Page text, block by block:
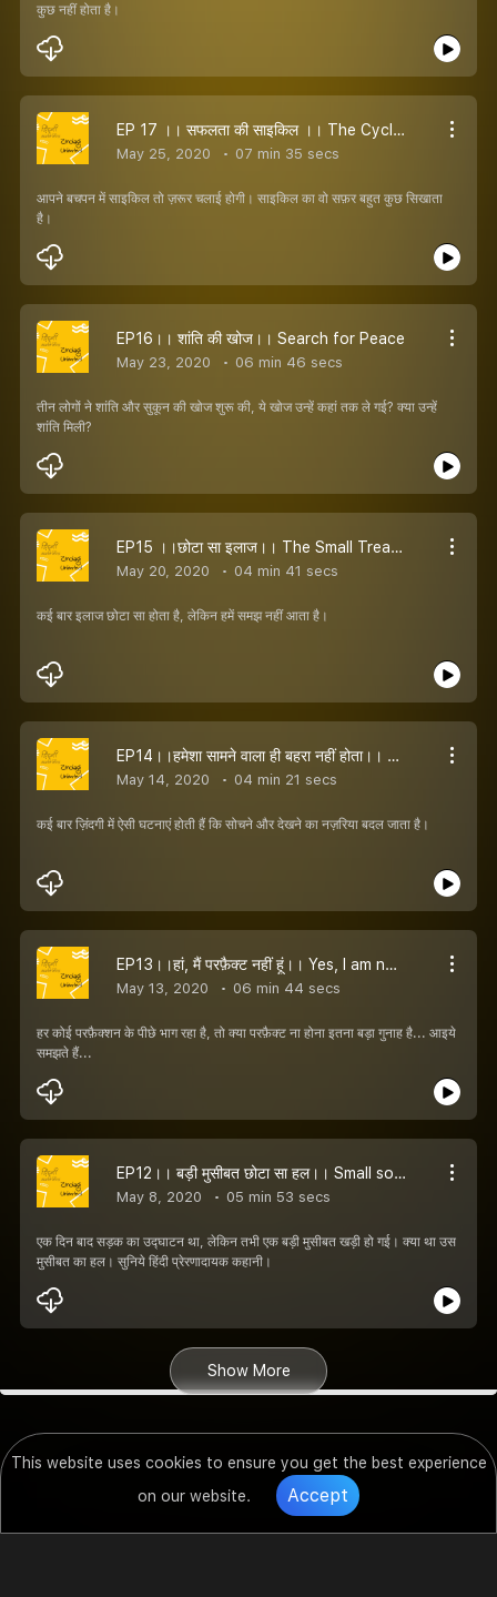
This website uses cookies to ensure you get the best experience
on our website.
Accept
कुछ नहीं होता है।
EP 17 ।। सफलता की साइकिल ।। The Cycle of Success
May 25, 2020 07 min 35 secs
आपने बचपन में साइकिल तो ज़रूर चलाई होगी। साइकिल का वो सफ़र बहुत कुछ सिखाता
है।
EP16।। शांति की खोज।। Search for Peace
May 23, 2020 06 min 46 secs
तीन लोगों ने शांति और सुकून की खोज शुरू की, ये खोज उन्हें कहां तक ले गई? क्या उन्हें
शांति मिली?
EP15 ।।छोटा सा इलाज।। The Small Treatment
May 20, 2020 04 min 41 secs
कई बार इलाज छोटा सा होता है, लेकिन हमें समझ नहीं आता है।
EP14।।हमेशा सामने वाला ही बहरा नहीं होता।। The other person is not always wrong.
May 14, 2020 04 min 21 secs
कई बार ज़िंदगी में ऐसी घटनाएं होती हैं कि सोचने और देखने का नज़रिया बदल जाता है।
EP13।।हां, मैं परफ़ैक्ट नहीं हूं।। Yes, I am not perfect
May 13, 2020 06 min 44 secs
हर कोई परफ़ैक्शन के पीछे भाग रहा है, तो क्या परफ़ैक्ट ना होना इतना बड़ा गुनाह है... आइये
समझते हैं...
EP12।। बड़ी मुसीबत छोटा सा हल।। Small solution for big trouble
May 8, 2020 05 min 53 secs
एक दिन बाद सड़क का उद्घाटन था, लेकिन तभी एक बड़ी मुसीबत खड़ी हो गई। क्या था उस
मुसीबत का हल। सुनिये हिंदी प्रेरणादायक कहानी।
Show More